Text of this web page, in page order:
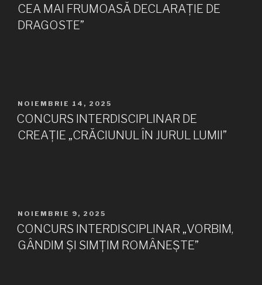
CEA MAI FRUMOASĂ DECLARAȚIE DE
DRAGOSTE”
PUBLICAT
PE
NOIEMBRIE 14, 2025
CONCURS INTERDISCIPLINAR DE
CREAȚIE „CRĂCIUNUL ÎN JURUL LUMII”
PUBLICAT
PE
NOIEMBRIE 9, 2025
CONCURS INTERDISCIPLINAR „VORBIM,
GÂNDIM ȘI SIMȚIM ROMÂNEȘTE”